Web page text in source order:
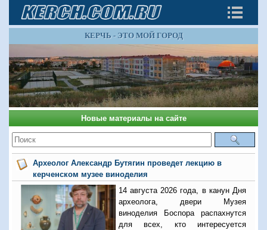
КЕРЧЬ - ЭТО МОЙ ГОРОД
Новые материалы на сайте
Археолог Александр Бутягин проведет лекцию в
керченском музее виноделия
14 августа 2026 года, в канун Дня
археолога, двери Музея
виноделия Боспора распахнутся
для всех, кто интересуется